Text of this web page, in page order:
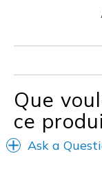
Que
ce
Ask a